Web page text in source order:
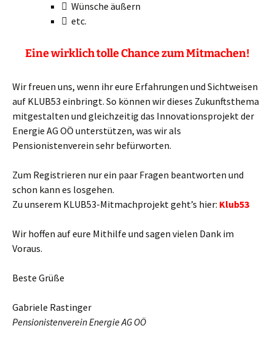
 Wünsche äußern
 etc.
Eine wirklich tolle Chance zum Mitmachen!
Wir freuen uns, wenn ihr eure Erfahrungen und Sichtweisen
auf KLUB53 einbringt. So können wir dieses Zukunftsthema
mitgestalten und gleichzeitig das Innovationsprojekt der
Energie AG OÖ unterstützen, was wir als
Pensionistenverein sehr befürworten.
Zum Registrieren nur ein paar Fragen beantworten und
schon kann es losgehen.
Zu unserem KLUB53-Mitmachprojekt geht’s hier: Klub53
Wir hoffen auf eure Mithilfe und sagen vielen Dank im
Voraus.
Beste Grüße
Gabriele Rastinger
Pensionistenverein Energie AG OÖ